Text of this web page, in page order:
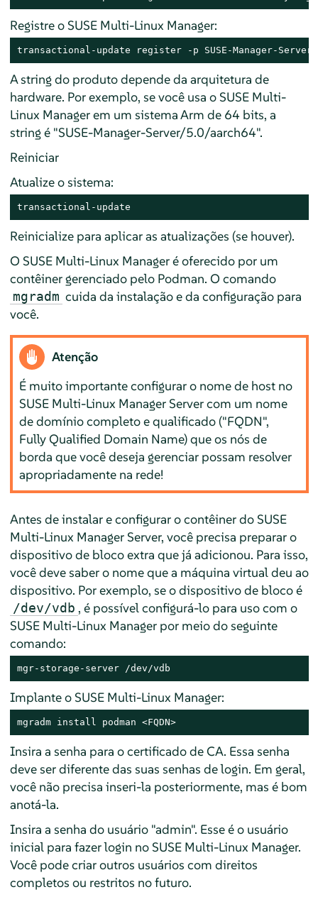
Registre o SUSE Multi-Linux Manager:
transactional-update register -p SUSE-Manager-Server/
A string do produto depende da arquitetura de
hardware. Por exemplo, se você usa o SUSE Multi-
Linux Manager em um sistema Arm de 64 bits, a
string é "SUSE-Manager-Server/5.0/aarch64".
Reiniciar
Atualize o sistema:
transactional-update
Reinicialize para aplicar as atualizações (se houver).
O SUSE Multi-Linux Manager é oferecido por um
contêiner gerenciado pelo Podman. O comando
mgradm cuida da instalação e da configuração para
você.
Atenção
É muito importante configurar o nome de host no
SUSE Multi-Linux Manager Server com um nome
de domínio completo e qualificado ("FQDN",
Fully Qualified Domain Name) que os nós de
borda que você deseja gerenciar possam resolver
apropriadamente na rede!
Antes de instalar e configurar o contêiner do SUSE
Multi-Linux Manager Server, você precisa preparar o
dispositivo de bloco extra que já adicionou. Para isso,
você deve saber o nome que a máquina virtual deu ao
dispositivo. Por exemplo, se o dispositivo de bloco é
/dev/vdb , é possível configurá-lo para uso com o
SUSE Multi-Linux Manager por meio do seguinte
comando:
mgr-storage-server /dev/vdb
Implante o SUSE Multi-Linux Manager:
mgradm install podman <FQDN>
Insira a senha para o certificado de CA. Essa senha
deve ser diferente das suas senhas de login. Em geral,
você não precisa inseri-la posteriormente, mas é bom
anotá-la.
Insira a senha do usuário "admin". Esse é o usuário
inicial para fazer login no SUSE Multi-Linux Manager.
Você pode criar outros usuários com direitos
completos ou restritos no futuro.